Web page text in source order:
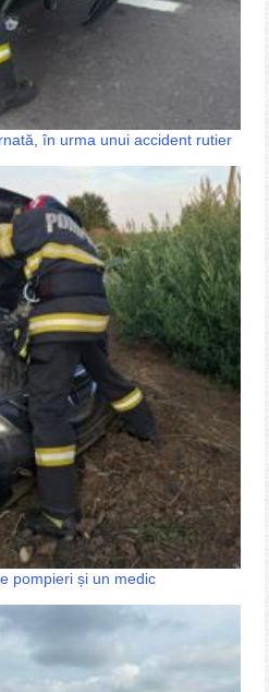
în urma unui accident rutier
pompieri și un medic